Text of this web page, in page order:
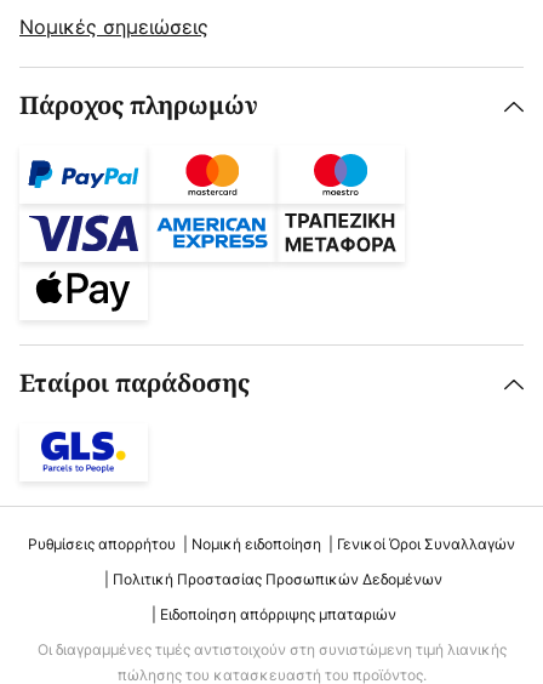
Νομικές σημειώσεις
Πάροχος πληρωμών
Εταίροι παράδοσης
Ρυθμίσεις απορρήτου Νομική ειδοποίηση
Γενικοί Όροι Συναλλαγών
Πολιτική Προστασίας Προσωπικών Δεδομένων
Ειδοποίηση απόρριψης μπαταριών
Οι διαγραμμένες τιμές αντιστοιχούν στη συνιστώμενη τιμή λιανικής
πώλησης του κατασκευαστή του προϊόντος.